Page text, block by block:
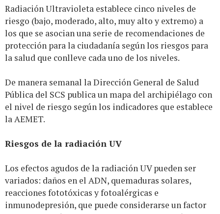
Radiación Ultravioleta establece cinco niveles de
riesgo (bajo, moderado, alto, muy alto y extremo) a
los que se asocian una serie de recomendaciones de
protección para la ciudadanía según los riesgos para
la salud que conlleve cada uno de los niveles.
De manera semanal la Dirección General de Salud
Pública del SCS publica un mapa del archipiélago con
el nivel de riesgo según los indicadores que establece
la AEMET.
Riesgos de la radiación UV
Los efectos agudos de la radiación UV pueden ser
variados: daños en el ADN, quemaduras solares,
reacciones fototóxicas y fotoalérgicas e
inmunodepresión, que puede considerarse un factor